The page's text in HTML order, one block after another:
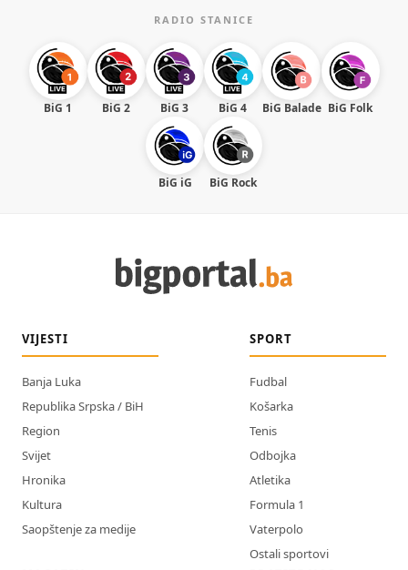
RADIO STANICE
BiG 1 BiG 2 BiG 3 BiG 4 BiG Balade BiG Folk
BiG iG BiG Rock
VIJESTI
Banja Luka
Republika Srpska / BiH
Region
Svijet
Hronika
Kultura
Saopštenje za medije
SPORT
Fudbal
Košarka
Tenis
Odbojka
Atletika
Formula 1
Vaterpolo
Ostali sportovi